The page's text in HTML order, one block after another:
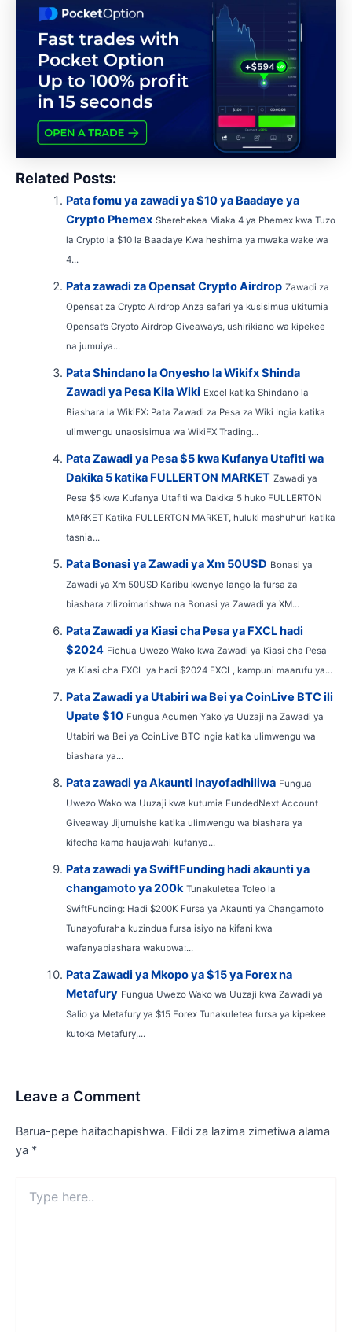
Related Posts:
Pata fomu ya zawadi ya $10 ya Baadaye ya
Crypto Phemex Sherehekea Miaka 4 ya Phemex kwa Tuzo
la Crypto la $10 la Baadaye Kwa heshima ya mwaka wake wa
4...
Pata zawadi za Opensat Crypto Airdrop Zawadi za
Opensat za Crypto Airdrop Anza safari ya kusisimua ukitumia
Opensat’s Crypto Airdrop Giveaways, ushirikiano wa kipekee
na jumuiya...
Pata Shindano la Onyesho la Wikifx Shinda
Zawadi ya Pesa Kila Wiki Excel katika Shindano la
Biashara la WikiFX: Pata Zawadi za Pesa za Wiki Ingia katika
ulimwengu unaosisimua wa WikiFX Trading...
Pata Zawadi ya Pesa $5 kwa Kufanya Utafiti wa
Dakika 5 katika FULLERTON MARKET Zawadi ya
Pesa $5 kwa Kufanya Utafiti wa Dakika 5 huko FULLERTON
MARKET Katika FULLERTON MARKET, huluki mashuhuri katika
tasnia...
Pata Bonasi ya Zawadi ya Xm 50USD Bonasi ya
Zawadi ya Xm 50USD Karibu kwenye lango la fursa za
biashara zilizoimarishwa na Bonasi ya Zawadi ya XM...
Pata Zawadi ya Kiasi cha Pesa ya FXCL hadi
$2024 Fichua Uwezo Wako kwa Zawadi ya Kiasi cha Pesa
ya Kiasi cha FXCL ya hadi $2024 FXCL, kampuni maarufu ya...
Pata Zawadi ya Utabiri wa Bei ya CoinLive BTC ili
Upate $10 Fungua Acumen Yako ya Uuzaji na Zawadi ya
Utabiri wa Bei ya CoinLive BTC Ingia katika ulimwengu wa
biashara ya...
Pata zawadi ya Akaunti Inayofadhiliwa Fungua
Uwezo Wako wa Uuzaji kwa kutumia FundedNext Account
Giveaway Jijumuishe katika ulimwengu wa biashara ya
kifedha kama haujawahi kufanya...
Pata zawadi ya SwiftFunding hadi akaunti ya
changamoto ya 200k Tunakuletea Toleo la
SwiftFunding: Hadi $200K Fursa ya Akaunti ya Changamoto
Tunayofuraha kuzindua fursa isiyo na kifani kwa
wafanyabiashara wakubwa:...
Pata Zawadi ya Mkopo ya $15 ya Forex na
Metafury Fungua Uwezo Wako wa Uuzaji kwa Zawadi ya
Salio ya Metafury ya $15 Forex Tunakuletea fursa ya kipekee
kutoka Metafury,...
Leave a Comment
Barua-pepe haitachapishwa. Fildi za lazima zimetiwa alama
ya *
here..